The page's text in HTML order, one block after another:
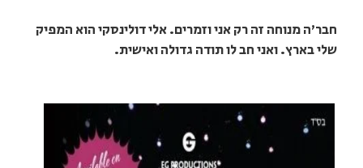
חבר'ה מנוחה זה רק אני וזמרים. אלי דולינסקי הוא המפיק
שלי בארץ. ואני חב לו תודה גדולה ואישית.